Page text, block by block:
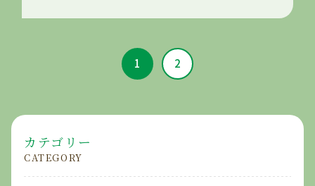
1 2
カテゴリー
CATEGORY